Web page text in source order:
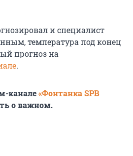
и специалист
температура под конец
прогноз на
.
канале«Фонтанка SPB
о важном.